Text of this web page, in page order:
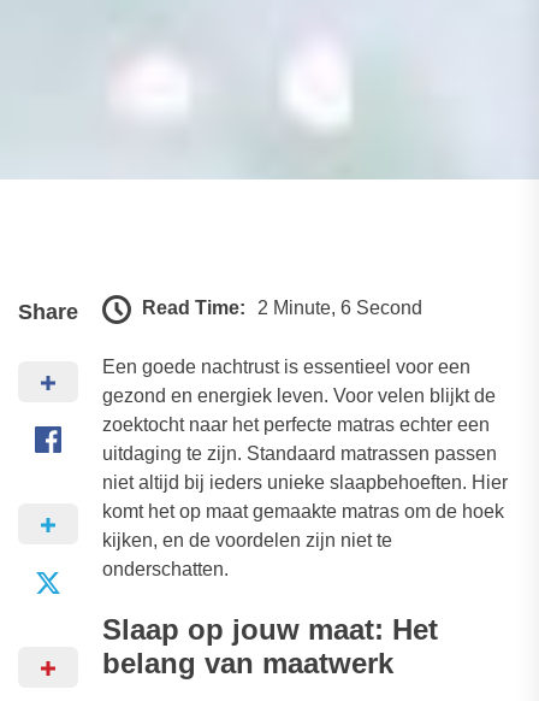
Share Read Time: 2 Minute, 6 Second
Een goede nachtrust is essentieel voor een
gezond en energiek leven. Voor velen blijkt de
zoektocht naar het perfecte matras echter een
uitdaging te zijn. Standaard matrassen passen
niet altijd bij ieders unieke slaapbehoeften. Hier
komt het op maat gemaakte matras om de hoek
kijken, en de voordelen zijn niet te
onderschatten.
Slaap op jouw maat: Het
belang van maatwerk